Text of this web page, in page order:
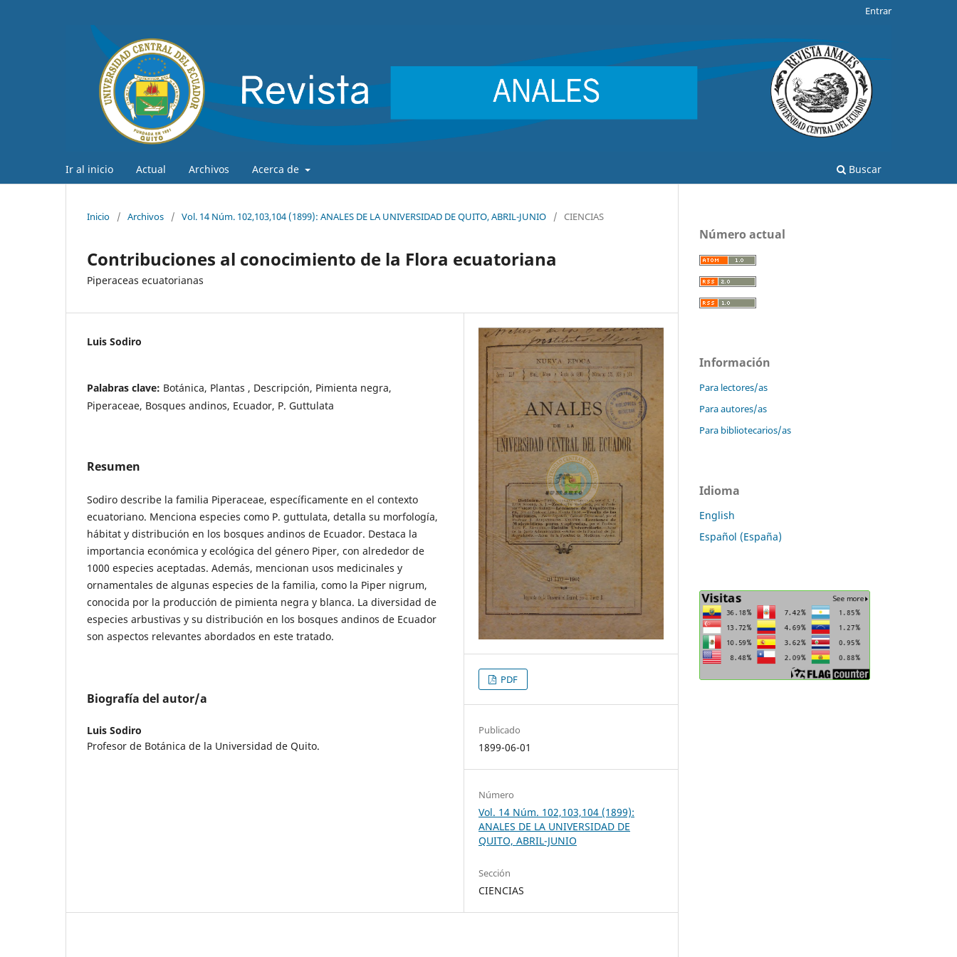
Ir al inicio Actual Archivos Acerca de Buscar
Entrar
Inicio / Archivos / Vol. 14 Núm. 102,103,104 (1899): ANALES DE LA UNIVERSIDAD DE QUITO, ABRIL-JUNIO / CIENCIAS
Contribuciones al conocimiento de la Flora ecuatoriana
Piperaceas ecuatorianas
Luis Sodiro
Palabras clave: Botánica, Plantas , Descripción, Pimienta negra,
Piperaceae, Bosques andinos, Ecuador, P. Guttulata
Resumen
Sodiro describe la familia Piperaceae, específicamente en el contexto
ecuatoriano. Menciona especies como P. guttulata, detalla su morfología,
hábitat y distribución en los bosques andinos de Ecuador. Destaca la
importancia económica y ecológica del género Piper, con alrededor de
1000 especies aceptadas. Además, mencionan usos medicinales y
ornamentales de algunas especies de la familia, como la Piper nigrum,
conocida por la producción de pimienta negra y blanca. La diversidad de
especies arbustivas y su distribución en los bosques andinos de Ecuador
son aspectos relevantes abordados en este tratado.
Biografía del autor/a
Luis Sodiro
Profesor de Botánica de la Universidad de Quito.
PDF
Publicado
1899-06-01
Número
Vol. 14 Núm. 102,103,104 (1899):
ANALES DE LA UNIVERSIDAD DE
QUITO, ABRIL-JUNIO
Sección
CIENCIAS
Número actual
Información
Para lectores/as
Para autores/as
Para bibliotecarios/as
Idioma
English
Español (España)